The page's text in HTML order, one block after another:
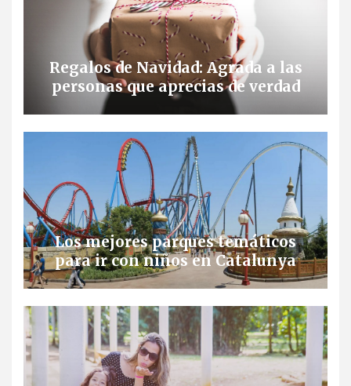
Regalos de Navidad: Agrada a las
personas que aprecias de verdad
Los mejores parques temáticos
para ir con niños en Catalunya